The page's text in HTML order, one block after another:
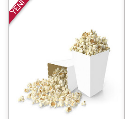
YENİ